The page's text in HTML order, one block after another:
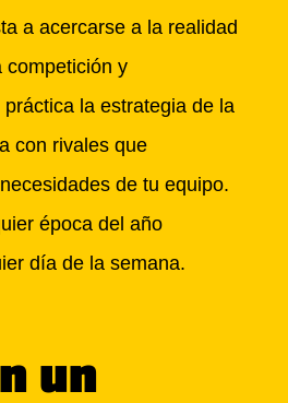
a acercarse a la realidad
competición y
la estrategia de la
con rivales que
de tu equipo.
época del año
día de la semana.
un